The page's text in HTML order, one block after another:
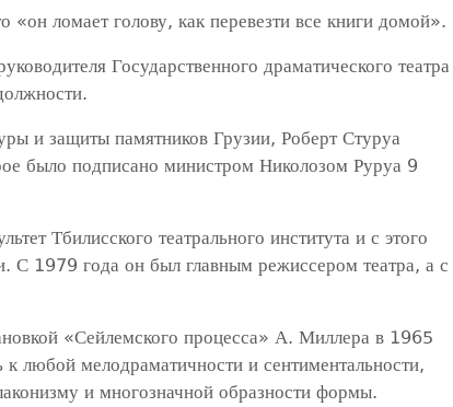
ломает голову, как перевезти все книги домой».
Государственного драматического театра
и защиты памятников Грузии, Роберт Стуруа
было подписано министром Николозом Руруа 9
Тбилисского театрального института и с этого
С 1979 года он был главным режиссером театра, а с
«Сейлемского процесса» А. Миллера в 1965
любой мелодраматичности и сентиментальности,
и многозначной образности формы.